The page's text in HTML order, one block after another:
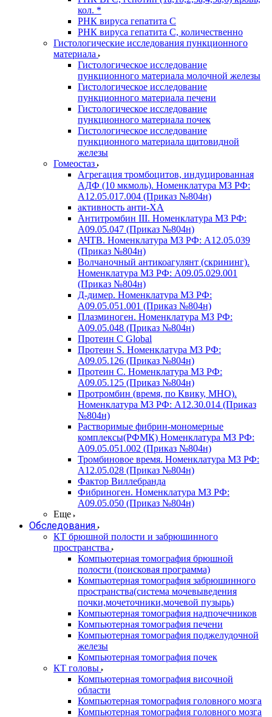
кол. *
РНК вируса гепатита C
РНК вируса гепатита C, количественно
Гистологические исследования пункционного
материала
Гистологическое исследование
пункционного материала молочной железы
Гистологическое исследование
пункционного материала печени
Гистологическое исследование
пункционного материала почек
Гистологическое исследование
пункционного материала щитовидной
железы
Гомеостаз
Агрегация тромбоцитов, индуцированная
АДФ (10 мкмоль). Номенклатура МЗ РФ:
A12.05.017.004 (Приказ №804н)
активность анти-ХА
Антитромбин III. Номенклатура МЗ РФ:
A09.05.047 (Приказ №804н)
АЧТВ. Номенклатура МЗ РФ: A12.05.039
(Приказ №804н)
Волчаночный антикоагулянт (скрининг).
Номенклатура МЗ РФ: A09.05.029.001
(Приказ №804н)
Д-димер. Номенклатура МЗ РФ:
A09.05.051.001 (Приказ №804н)
Плазминоген. Номенклатура МЗ РФ:
A09.05.048 (Приказ №804н)
Протеин C Global
Протеин S. Номенклатура МЗ РФ:
A09.05.126 (Приказ №804н)
Протеин С. Номенклатура МЗ РФ:
A09.05.125 (Приказ №804н)
Протромбин (время, по Квику, МНО).
Номенклатура МЗ РФ: A12.30.014 (Приказ
№804н)
Растворимые фибрин-мономерные
комплексы(РФМК) Номенклатура МЗ РФ:
A09.05.051.002 (Приказ №804н)
Тромбиновое время. Номенклатура МЗ РФ:
A12.05.028 (Приказ №804н)
Фактор Виллебранда
Фибриноген. Номенклатура МЗ РФ:
A09.05.050 (Приказ №804н)
Еще
Обследования
КТ брюшной полости и забрюшинного
пространства
Компьютерная томография брюшной
полости (поисковая программа)
Компьютерная томография забрюшинного
пространства(система мочевыведения
почки,мочеточники,мочевой пузырь)
Компьютерная томография надпочечников
Компьютерная томография печени
Компьютерная томография поджелудочной
железы
Компьютерная томография почек
КТ головы
Компьютерная томография височной
области
Компьютерная томография головного мозга
Компьютерная томография головного мозга